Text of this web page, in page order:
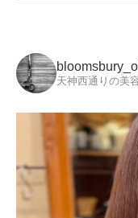
天神西通りの美